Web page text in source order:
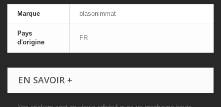
Marque blasonimmat
Pays
d'origine
FR
EN SAVOIR +